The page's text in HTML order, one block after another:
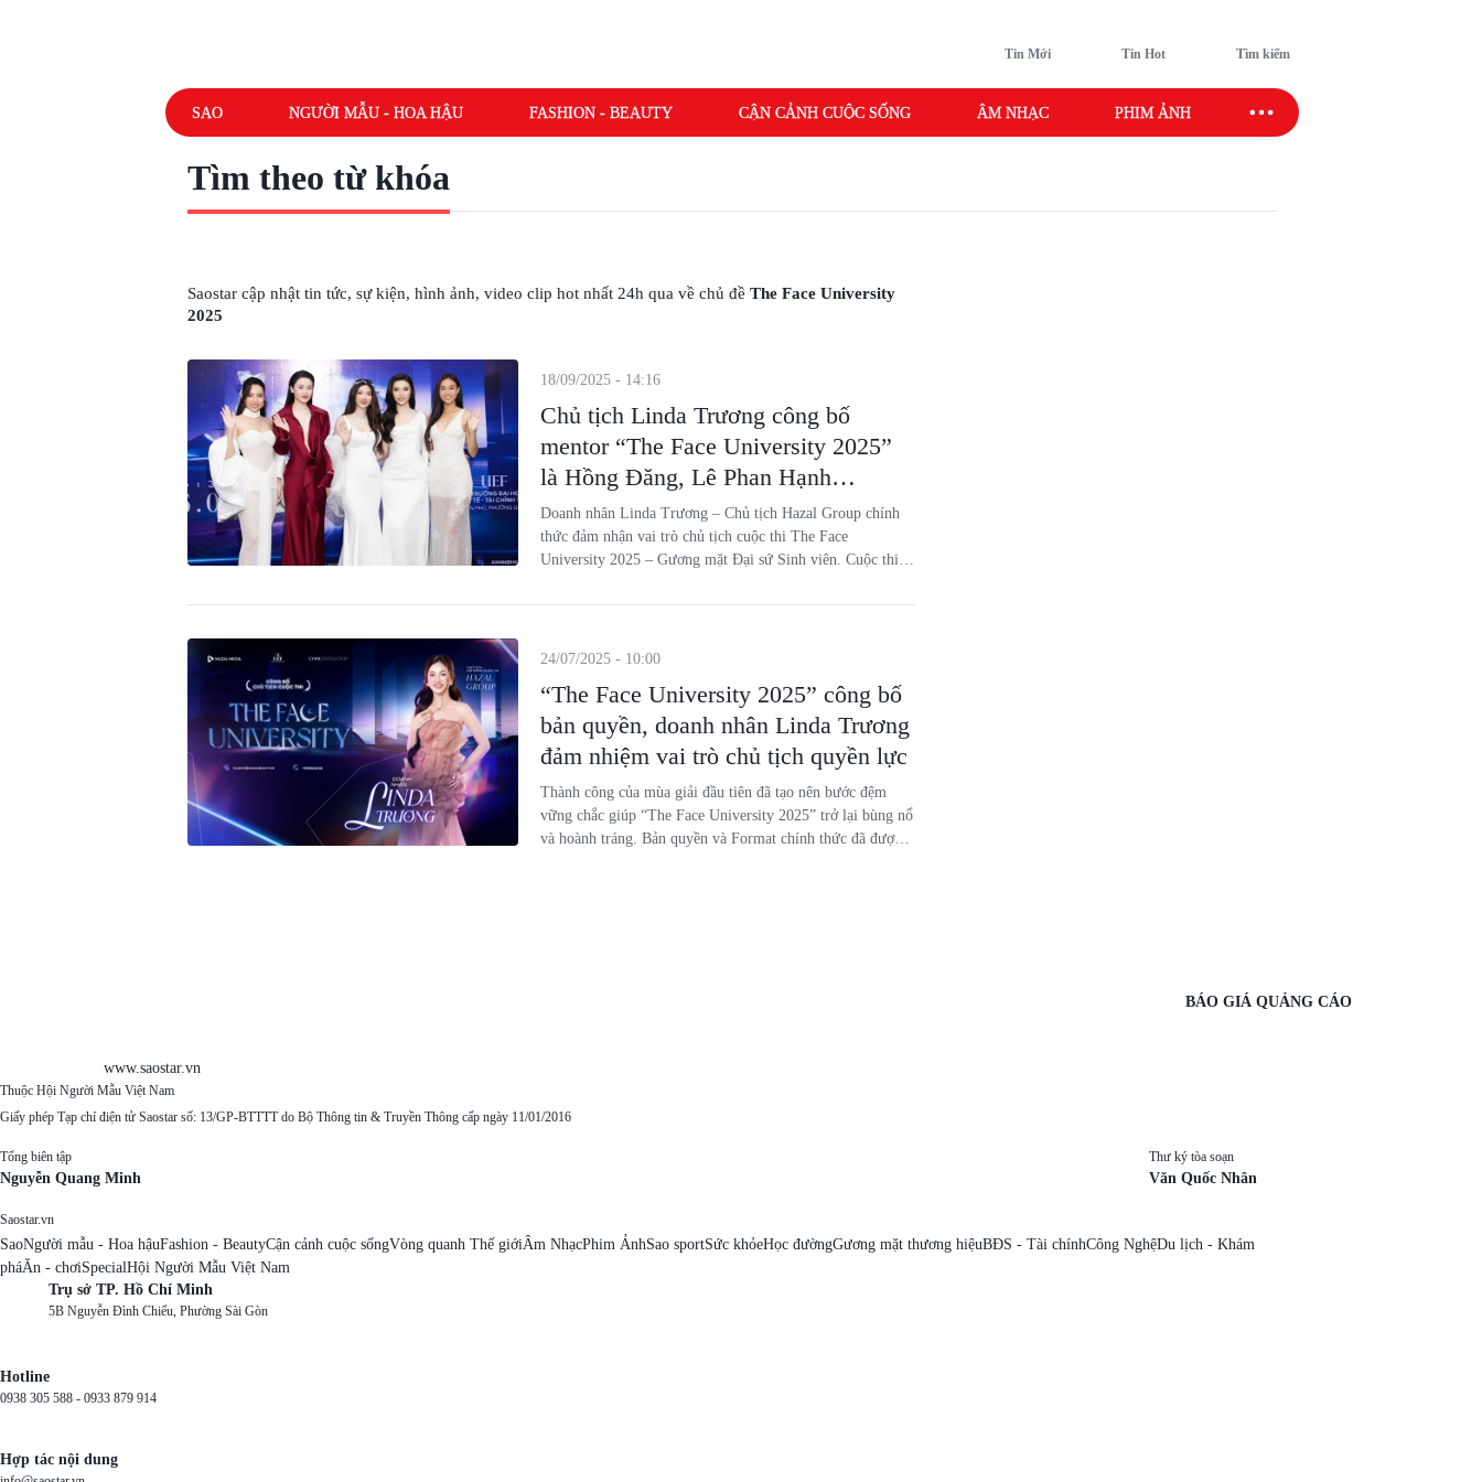
Tin Mới Tin Hot Tìm kiếm
SAO NGƯỜI MẪU - HOA HẬU FASHION - BEAUTY CẬN CẢNH CUỘC SỐNG ÂM NHẠC PHIM ẢNH SAO SPORT
Tìm theo từ khóa
Saostar cập nhật tin tức, sự kiện, hình ảnh, video clip hot nhất 24h qua về chủ đề The Face University
2025
Chủ tịch Linda Trương công bố
mentor “The Face University 2025”
là Hồng Đăng, Lê Phan Hạnh
Nguyên, Lý Kim Thảo
18/09/2025 - 14:16
Doanh nhân Linda Trương – Chủ tịch Hazal Group chính
thức đảm nhận vai trò chủ tịch cuộc thi The Face
University 2025 – Gương mặt Đại sứ Sinh viên. Cuộc thi
bản, mang đến cơ hội tỏa sáng, chinh phục thử thách và thể
“The Face University 2025” công bố
bản quyền, doanh nhân Linda Trương
đảm nhiệm vai trò chủ tịch quyền lực
24/07/2025 - 10:00
Thành công của mùa giải đầu tiên đã tạo nên bước đệm
vững chắc giúp “The Face University 2025” trở lại bùng nổ
và hoành tráng. Bản quyền và Format chính thức đã được
www.saostar.vn
BÁO GIÁ QUẢNG CÁO
Thuộc Hội Người Mẫu Việt Nam
Giấy phép Tạp chí điện tử Saostar số: 13/GP-BTTTT do Bộ Thông tin & Truyền Thông cấp ngày 11/01/2016
Tổng biên tập
Nguyễn Quang Minh
Thư ký tòa soạn
Văn Quốc Nhân
Saostar.vn
SaoNgười mẫu - Hoa hậuFashion - BeautyCận cảnh cuộc sốngVòng quanh Thế giớiÂm NhạcPhim ẢnhSao sportSức khỏeHọc đườngGương mặt thương hiệuBĐS - Tài chínhCông NghệDu lịch - Khám
pháĂn - chơiSpecialHội Người Mẫu Việt Nam
Trụ sở TP. Hồ Chí Minh
5B Nguyễn Đình Chiểu, Phường Sài Gòn
Hotline
0938 305 588 - 0933 879 914
Hợp tác nội dung